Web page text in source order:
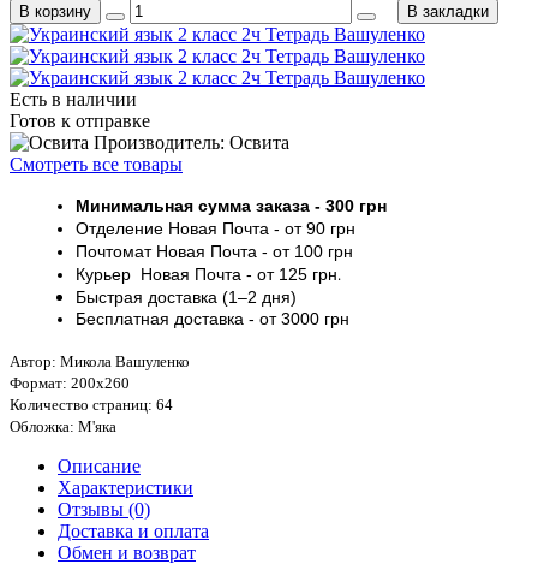
Есть в наличии
Готов к отправке
Производитель: Освита
Смотреть все товары
Минимальная сумма заказа - 300 грн
Отделение Новая Почта - от 90 грн
ПочтоматНовая Почта - от 100 грн
Курьер Новая Почта - от 125 грн.
Быстрая доставка (1–2 дня)
Бесплатная доставка - от 3000 грн
Автор: Микола Вашуленко
Формат: 200х260
Количество страниц: 64
Обложка: М'яка
В корзину В закладки
Описание
Характеристики
Отзывы (0)
Доставка и оплата
Обмен и возврат